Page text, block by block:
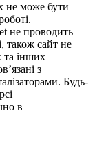
не може бути
не проводить
також сайт не
та інших
з
Будь-
в